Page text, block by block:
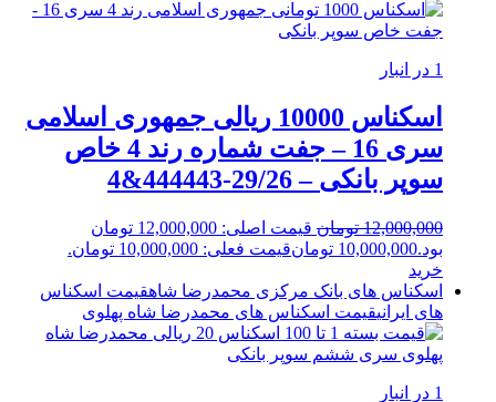
1 در انبار
اسکناس 10000 ریالی جمهوری اسلامی
سری 16 – جفت شماره رند 4 خاص
سوپر بانکی – 29/26-444443&4
12,000,000 تومان
قیمت اصلی: 12,000,000 تومان
بود.10,000,000 تومانقیمت فعلی: 10,000,000 تومان.
خرید
اسکناس های بانک مرکزی محمدرضا شاهقیمت اسکناس
های ایرانیقیمت اسکناس های محمدرضا شاه پهلوی
1 در انبار